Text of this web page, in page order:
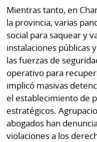
Mientras tanto, en
la provincia, varias
social para saquear y
instalaciones públicas
las fuerzas de
operativo para
implicó masivas
el establecimiento de
estratégicos.
abogados han
violaciones a los